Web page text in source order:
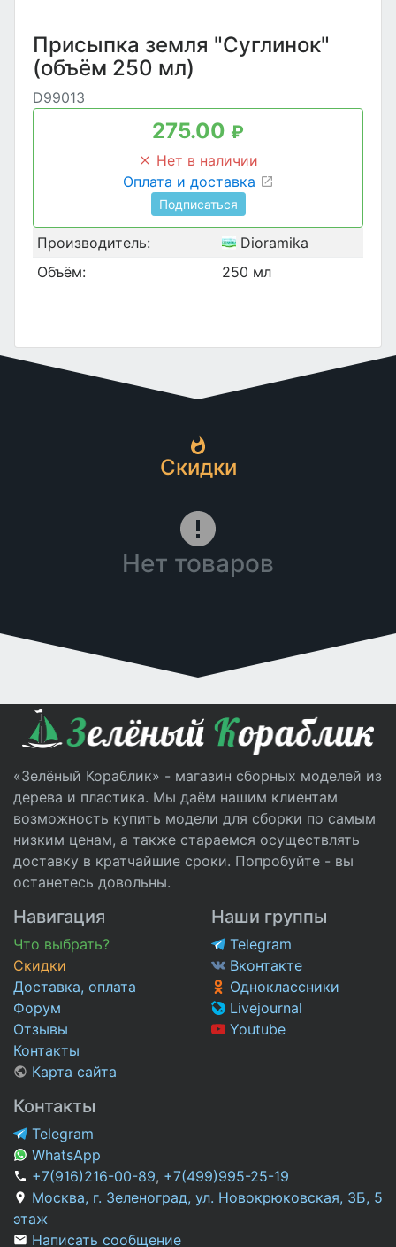
Присыпка земля "Суглинок"
(объём 250 мл)
D99013
275.00 ₽
Нет в наличии
Оплата и доставка
Подписаться
Производитель:
Dioramika
Объём:
250 мл
Скидки
Нет товаров
«Зелёный Кораблик» - магазин сборных моделей из
дерева и пластика. Мы даём нашим клиентам
возможность купить модели для сборки по самым
низким ценам, а также стараемся осуществлять
доставку в кратчайшие сроки. Попробуйте - вы
останетесь довольны.
Навигация
Что выбрать?
Скидки
Доставка, оплата
Форум
Отзывы
Контакты
Карта сайта
Наши группы
Telegram
Вконтакте
Одноклассники
Livejournal
Youtube
Контакты
Telegram
WhatsApp
+7(916)216-00-89, +7(499)995-25-19
Москва, г. Зеленоград, ул. Новокрюковская, 3Б, 5
этаж
Написать сообщение